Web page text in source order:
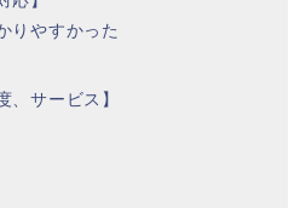
りやすかった
、サービス】